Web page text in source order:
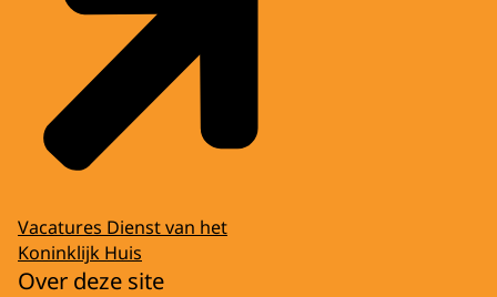
Vacatures Dienst van het
Koninklijk Huis
Over deze site